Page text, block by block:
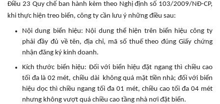
Điều 23 Quy chế ban hành kèm theo Nghị định số 103/2009/NĐ-CP,
khi thực hiện treo biển, công ty cần lưu ý những điều sau:
Nội dung biển hiệu: Nội dung thể hiện trên biển hiệu công ty
phải đầy đủ về tên, địa chỉ, mã số thuế theo đúng Giấy chứng
nhận đăng ký kinh doanh.
Kích thước biển hiệu: Đối với biển hiệu đặt ngang thì chiều cao
tối đa là 02 mét, chiều dài không quá mặt tiền nhà; đối với biển
hiệu dọc thì chiều ngang tối đa 01 mét, chiều cao tối đa 04 mét
nhưng không vượt quá chiều cao tầng nhà nơi đặt biển.